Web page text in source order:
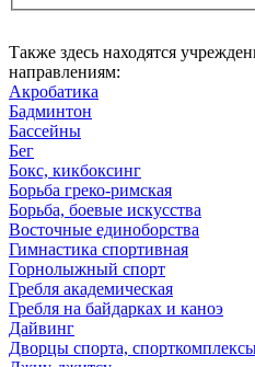
Также здесь находятся
направлениям:
Акробатика
Бадминтон
Бассейны
Бег
Бокс, кикбоксинг
Борьба греко-римская
Борьба, боевые искусства
Восточные единоборства
Гимнастика спортивная
Горнолыжный спорт
Гребля академическая
Гребля на байдарках и каноэ
Дайвинг
Дворцы спорта,